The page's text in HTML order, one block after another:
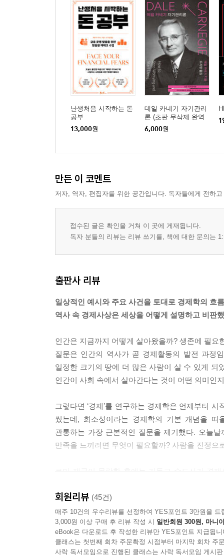
난생처음 시작하는 돈
공부
13,000원
데일 카네기 자기관리
론 (초판 무삭제 완역
본)
6,000원
만든 이 코멘트
저자, 역자, 편집자를 위한 공간입니다. 독자들에게 전하
접수된 글은 확인을 거쳐 이 곳에 게재됩니다.
독자 분들의 리뷰는 리뷰 쓰기를, 책에 대한 문의는
출판사 리뷰
일상적인 예시와 주요 사건을 토대로 경제학의 흐
역사 속 경제사상은 세상을 어떻게 설명하고 비판
인간은 지금까지 어떻게 살아왔을까? 생존에 필
질문은 인간의 역사가 곧 경제활동의 발전 과정
일정한 크기의 땅에 더 많은 사람이 살 수 있게 되
인간이 사회 속에서 살아간다는 것이 어떤 의미인
그렇다면 ‘경제’를 연구하는 경제학은 언제부터
썼는데, 희소성이라는 경제학의 기본 개념을
관통하는 가장 근본적인 질문을 제기했다. 오늘
만족을 느끼려면 무엇이 필요할까? 사람을 진정
로마 제국이 몰락한 후에는 기독교 수도사가 경
빌려주는 행위가 절도와 같다고 여겼다. 한편
마을공동체 간의 교역이 활발해지면서 금융도 번
16세기 말부터 스페인, 포르투갈, 영국, 네덜란드,
종교에서 이성과 과학으로 눈을 돌렸다. 이들은
회원리뷰 (45건)
매주 10건의 우수리뷰를 선정하여 YES포인트 3만원을 드
3,000원 이상 구매 후 리뷰 작성 시 일반회원 300원, 마니
eBook은 다운로드 후 작성한 리뷰만 YES포인트 지급됩니
클래스는 첫번째 회차 주문확정 시점부터 마지막 회차 주
사락 독서모임으로 진행된 클래스는 사락 독서모임 게시